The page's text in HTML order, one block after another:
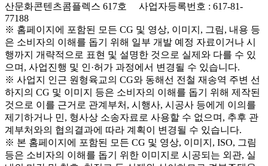
산문화콘텐츠콤플렉스 617호 사업자등록번호 : 617-81-
77188
※ 홈페이지에 포함된 모든 CG 및 영상, 이미지, 그림, 내용 등
은 소비자의 이해를 돕기 위해 일부 개발 예정 자료이거나 시
행까지 개략적으로 표현 및 설명한 것으로 실제와 다를 수 있
으며, 사업진행 및 인·허가 과정에서 변경될 수 있습니다.
※ 사업지 인근 원형육교의 CG와 동해선 전철 재송역 주변 선
하지의 CG 및 이미지 등은 소비자의 이해를 돕기 위해 제작된
것으로 이를 근거로 관계부처, 시행사, 시공사 등에게 이의를
제기하거나 민, 형사상 소송자료로 사용할 수 없으며, 추후 관
계부처와의 협의결과에 따라 계획이 변경될 수 있습니다.
※ 본 홈페이지에 포함된 모든 CG 및 영상, 이미지, ISO, 그림
등은 소비자의 이해를 돕기 위한 이미지로 시공되는 외관, 실